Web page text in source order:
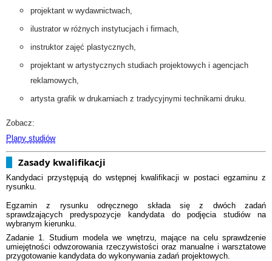
projektant w wydawnictwach,
ilustrator w różnych instytucjach i firmach,
instruktor zajęć plastycznych,
projektant w artystycznych studiach projektowych i agencjach
reklamowych,
artysta grafik w drukarniach z tradycyjnymi technikami druku.
Zobacz:
Plany studiów
Zasady kwalifikacji
Kandydaci przystępują do wstępnej kwalifikacji w postaci egzaminu z
rysunku.
Egzamin z rysunku odręcznego składa się z dwóch zadań
sprawdzających predyspozycje kandydata do podjęcia studiów na
wybranym kierunku.
Zadanie 1. Studium modela we wnętrzu, mające na celu sprawdzenie
umiejętności odwzorowania rzeczywistości oraz manualne i warsztatowe
przygotowanie kandydata do wykonywania zadań projektowych.